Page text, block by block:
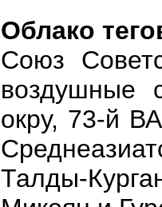
Облако
Союз
воздушные
окру, 73-й
Талды-